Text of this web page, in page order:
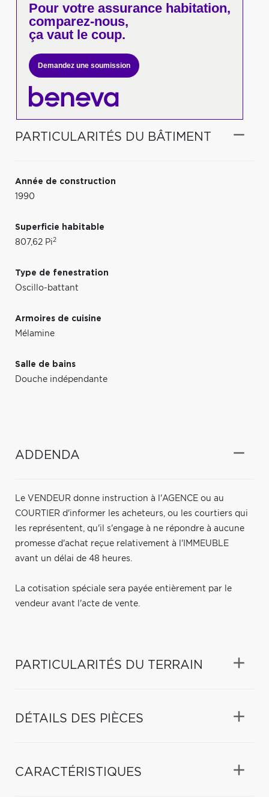
Pour votreassurance habitation,
comparez-nous,
ça vaut le coup.
Demandez une soumission
PARTICULARITÉS DU BÂTIMENT
Année de construction
1990
Superficie habitable
807,62 Pi2
Type de fenestration
Oscillo-battant
Armoires de cuisine
Mélamine
Salle de bains
Douche indépendante
ADDENDA
Le VENDEUR donne instruction à l'AGENCE ou au
COURTIER d'informer les acheteurs, ou les courtiers qui
les représentent, qu'il s'engage à ne répondre à aucune
promesse d'achat reçue relativement à l'IMMEUBLE
avant un délai de 48 heures.
La cotisation spéciale sera payée entièrement par le
vendeur avant l'acte de vente.
PARTICULARITÉS DU TERRAIN
DÉTAILS DES PIÈCES
CARACTÉRISTIQUES